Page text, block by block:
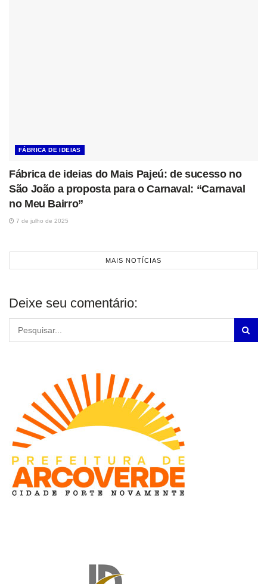
FÁBRICA DE IDEIAS
Fábrica de ideias do Mais Pajeú: de sucesso no
São João a proposta para o Carnaval: “Carnaval
no Meu Bairro”
7 de julho de 2025
MAIS NOTÍCIAS
Deixe seu comentário: